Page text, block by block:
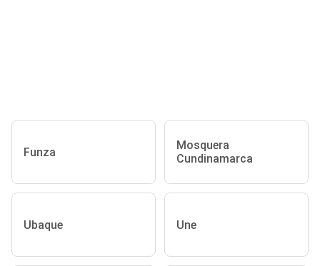
Funza
Mosquera
Cundinamarca
Ubaque Une